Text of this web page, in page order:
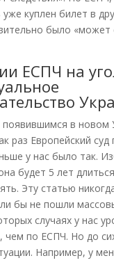
куплен билет в
было «может
ЕСПЧ на
появившимся в
раз Европейский
у нас было так.
будет 5 лет
Эту статью
бы не пошли
случаях у нас
по ЕСПЧ. Но до
Например, у